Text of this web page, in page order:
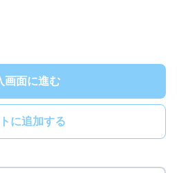
画面に進む
に追加する